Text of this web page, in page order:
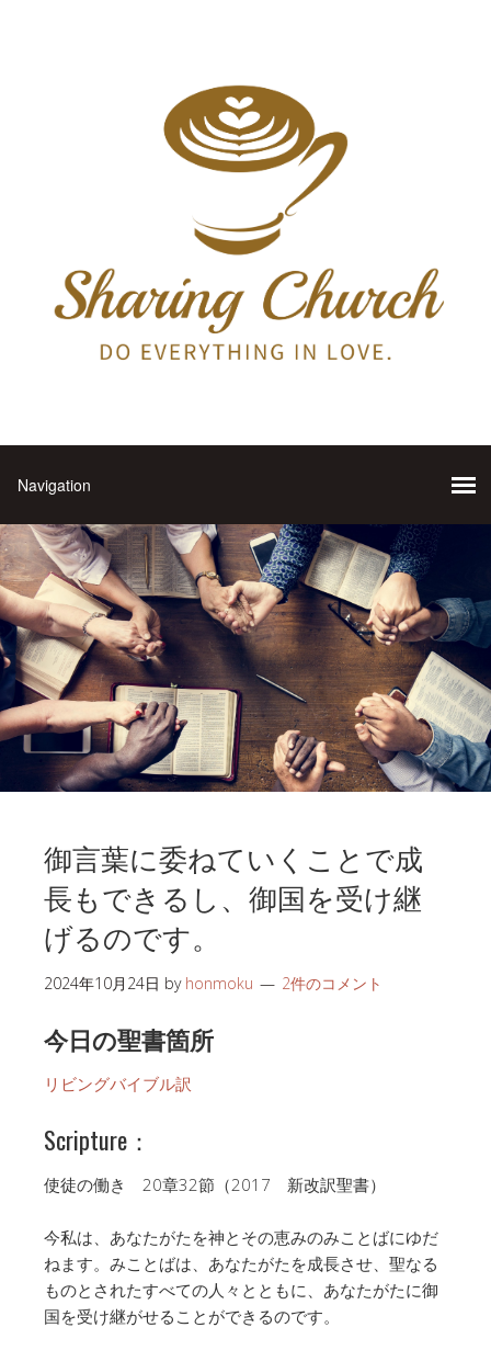
御言葉に委ねていくことで成
長もできるし、御国を受け継
げるのです。
2024年10月24日 by honmoku 2件のコメント
今日の聖書箇所
リビングバイブル訳
Scripture：
使徒の働き 20章32節（2017 新改訳聖書）
今私は、あなたがたを神とその恵みのみことばにゆだ
ねます。みことばは、あなたがたを成長させ、聖なる
ものとされたすべての人々とともに、あなたがたに御
国を受け継がせることができるのです。